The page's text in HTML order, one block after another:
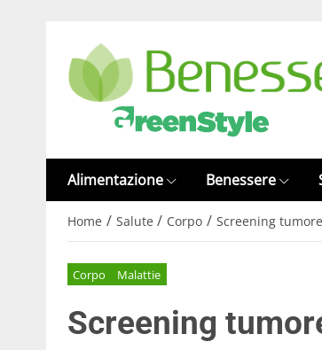
Alimentazione Benessere
Home / Salute / Corpo / Screening
Corpo Malattie
Screening